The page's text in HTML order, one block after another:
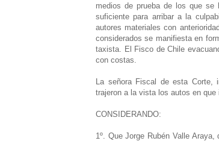
medios de prueba de los que se
suficiente para arribar a la
autores materiales con
considerados se manifiesta en
taxista. El Fisco de Chile
con costas.
La señora Fiscal de esta Corte,
trajeron a la vista los autos en
CONSIDERANDO:
1º. Que Jorge Rubén Valle